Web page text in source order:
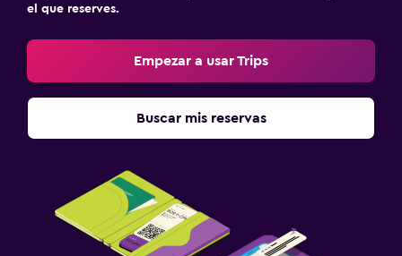
el que reserves.
Empezar a usar Trips
Buscar mis reservas